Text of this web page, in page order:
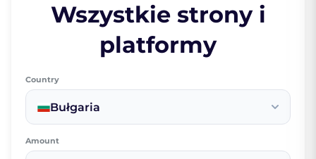
Wszystkie strony i
platformy
Country
Bułgaria
Amount